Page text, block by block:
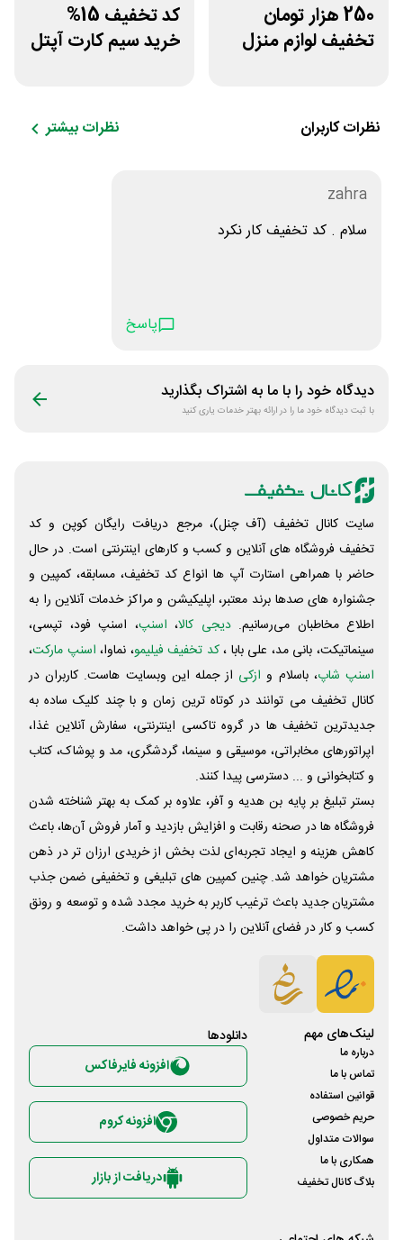
250 هزار تومان
تخفیف لوازم منزل
کد تخفیف 15%
خرید سیم کارت آپتل
نظرات کاربران نظرات بیشتر
zahra
سلام . كد تخفيف كار نكرد
پاسخ
دیدگاه خود را با ما به اشتراک بگذارید
با ثبت دیدگاه خود ما را در ارائه بهتر خدمات یاری کنید
سایت کانال تخفیف (آف چنل)، مرجع دریافت رایگان کوپن و کد
تخفیف فروشگاه های آنلاین و کسب و‌ کارهای اینترنتی است. در حال
حاضر با همراهی استارت آپ ها انواع کد تخفیف، مسابقه، کمپین و
جشنواره های صدها برند معتبر، اپلیکیشن و مراکز خدمات آنلاین را به
اطلاع مخاطبان می‌رسانیم. دیجی کالا، اسنپ، اسنپ فود، تپسی،
سینماتیکت، بانی مد، علی‌ بابا ،کد تخفیف فیلیمو، نماوا، اسنپ مارکت،
اسنپ شاپ، باسلام و ازکی از جمله این وبسایت ‌هاست. کاربران در
کانال تخفیف می توانند در کوتاه ترین زمان و با چند کلیک ساده به
جدیدترین تخفیف ها در گروه تاکسی اینترنتی، سفارش آنلاین غذا،
اپراتورهای مخابراتی، موسیقی و سینما، گردشگری، مد و پوشاک، کتاب
و کتابخوانی و ... دسترسی پیدا کنند.
بستر تبلیغ بر پایه بن هدیه و آفر، علاوه بر کمک به بهتر شناخته شدن
فروشگاه ها در صحنه رقابت و افزایش بازدید و آمار فروش آن‌ها، باعث
کاهش هزینه و ایجاد تجربه‌ای لذت بخش از خریدی ارزان تر در ذهن
مشتریان خواهد شد. چنین کمپین های تبلیغی و تخفیفی ضمن جذب
مشتریان جدید باعث ترغیب کاربر به خرید مجدد شده و توسعه و رونق
کسب و کار در فضای آنلاین را در پی خواهد داشت.
لینک‌های مهم
درباره ما
تماس با ما
قوانین استفاده
حریم خصوصی
سوالات متداول
همکاری با ما
بلاگ کانال تخفیف
دانلود‌ها
افزونه فایرفاکس
افزونه کروم
دریافت از بازار